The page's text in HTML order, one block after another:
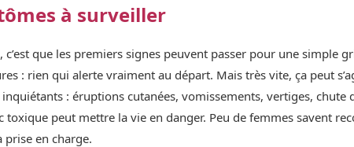
à surveiller
c’est que les premiers signes peuvent passer pour une simple
: rien qui alerte vraiment au départ. Mais très vite, ça peut
: éruptions cutanées, vomissements, vertiges, chute
toxique peut mettre la vie en danger. Peu de femmes savent
en charge.